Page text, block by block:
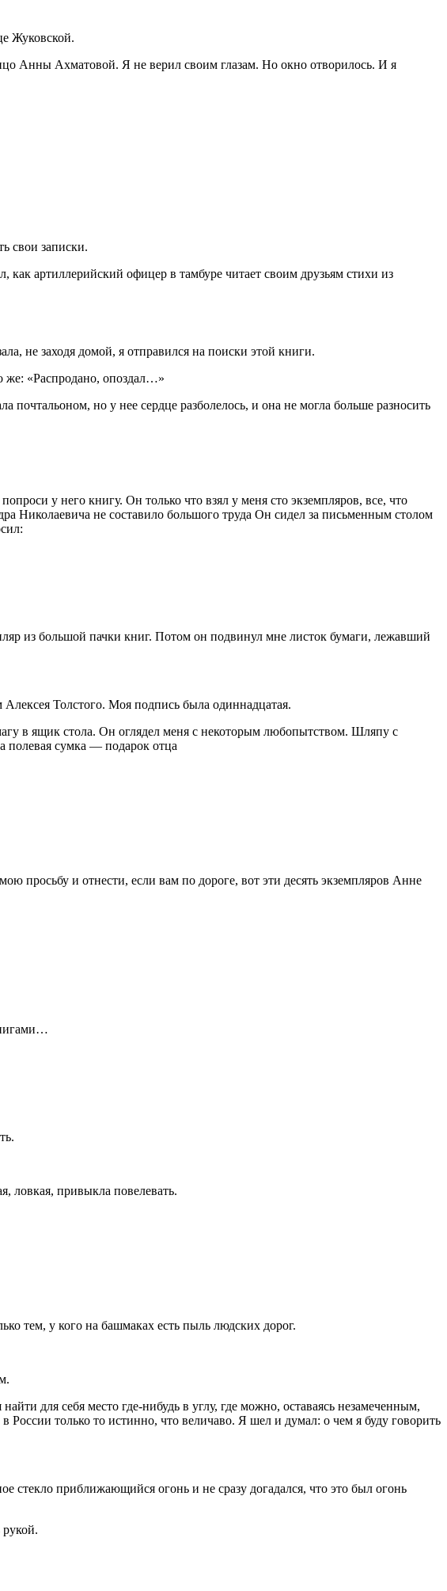
Жуковской.
Анны Ахматовой. Я не верил своим глазам. Но окно отворилось. И я
свои записки.
артиллерийский офицер в тамбуре читает своим друзьям стихи из
не заходя домой, я отправился на поиски этой книги.
же: «Распродано, опоздал…»
но у нее сердце разболелось, и она не могла больше разносить
у него книгу. Он только что взял у меня сто экземпляров, все, что
Николаевича не составило большого труда Он сидел за письменным столом
из большой пачки книг. Потом он подвинул мне листок бумаги, лежавший
Толстого. Моя подпись была одиннадцатая.
в ящик стола. Он оглядел меня с некоторым любопытством. Шляпу с
полевая сумка — подарок отца
просьбу и отнести, если вам по дороге, вот эти десять экземпляров Анне
ловкая, привыкла повелевать.
тем, у кого на башмаках есть пыль людских дорог.
для себя место где-нибудь в углу, где можно, оставаясь незамеченным,
только то истинно, что величаво. Я шел и думал: о чем я буду говорить
стекло приближающийся огонь и не сразу догадался, что это был огонь